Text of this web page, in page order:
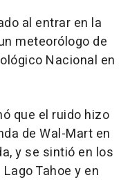
al entrar en la
meteorólogo de
Nacional en
que el ruido hizo
de Wal-Mart en
y se sintió en los
Tahoe y en